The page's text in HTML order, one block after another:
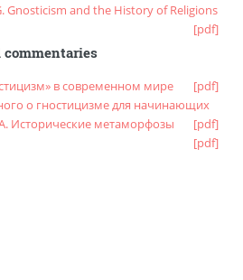
Gnosticism and the History of Religions
[pdf]
в современном мире
[pdf]
о гностицизме для начинающих
[pdf]
Исторические метаморфозы
[pdf]